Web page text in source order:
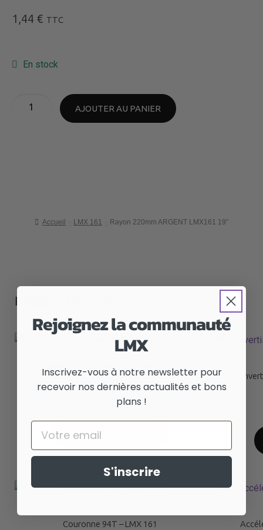
1,44 € TTC
En stock
AJOUTER AU PANIER
Accueil LMX 161 Rayon 220mm ARGENT LMX161 19″
Produits similaires
Moteur 80 mm 1650W IPM (LMX 161 MXR)
350,00€ TTC
AJOUTER AU PANIER
Couronne 94T – LMX 161
Rejoignez la communauté
LMX
Inscrivez-vous à notre newsletter pour
recevoir nos dernières actualités et bons
plans !
Email
S'inscrire